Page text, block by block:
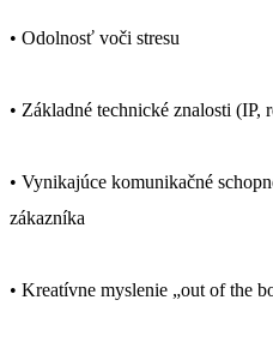
• Odolnosť voči stresu
• Základné technické znalosti (IP,
• Vynikajúce komunikačné
zákazníka
• Kreatívne myslenie „out of the